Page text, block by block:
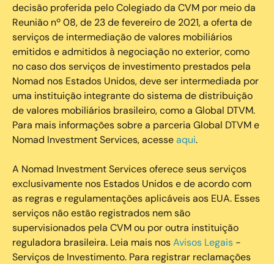
decisão proferida pelo Colegiado da CVM por meio da
Reunião nº 08, de 23 de fevereiro de 2021, a oferta de
serviços de intermediação de valores mobiliários
emitidos e admitidos à negociação no exterior, como
no caso dos serviços de investimento prestados pela
Nomad nos Estados Unidos, deve ser intermediada por
uma instituição integrante do sistema de distribuição
de valores mobiliários brasileiro, como a Global DTVM.
Para mais informações sobre a parceria Global DTVM e
Nomad Investment Services, acesseaqui.
A Nomad Investment Services oferece seus serviços
exclusivamente nos Estados Unidos e de acordo com
as regras e regulamentações aplicáveis aos EUA. Esses
serviços não estão registrados nem são
supervisionados pela CVM ou por outra instituição
reguladora brasileira. Leia mais nosAvisos Legais -
Serviços de Investimento. Para registrar reclamações